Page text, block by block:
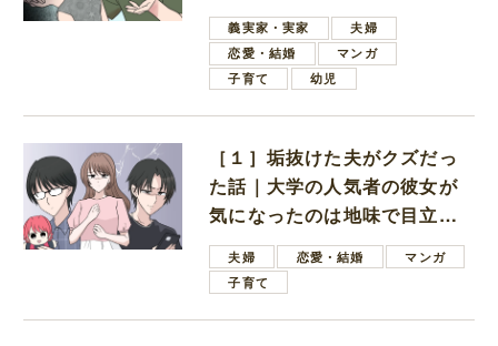
しいと言ってきた
義実家・実家
夫婦
恋愛・結婚
マンガ
子育て
幼児
［１］垢抜けた夫がクズだっ
た話｜大学の人気者の彼女が
気になったのは地味で目立た
ない男子学生
夫婦 恋愛・結婚
マンガ
子育て